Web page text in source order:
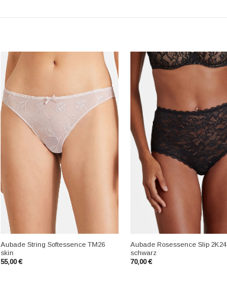
Aubade String Softessence TM26
skin
55,00€
Aubade Rosessence Slip 2K24
schwarz
70,00€